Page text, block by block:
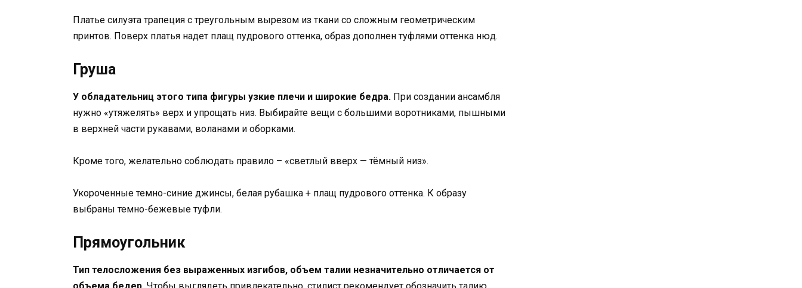
Платье силуэта трапеция с треугольным вырезом из ткани со сложным геометрическим
принтов. Поверх платья надет плащ пудрового оттенка, образ дополнен туфлями оттенка нюд.
Груша
У обладательниц этого типа фигуры узкие плечи и широкие бедра. При создании ансамбля
нужно «утяжелять» верх и упрощать низ. Выбирайте вещи с большими воротниками, пышными
в верхней части рукавами, воланами и оборками.
Кроме того, желательно соблюдать правило – «светлый вверх — тёмный низ».
Укороченные темно-синие джинсы, белая рубашка + плащ пудрового оттенка. К образу
выбраны темно-бежевые туфли.
Прямоугольник
Тип телосложения без выраженных изгибов, объем талии незначительно отличается от